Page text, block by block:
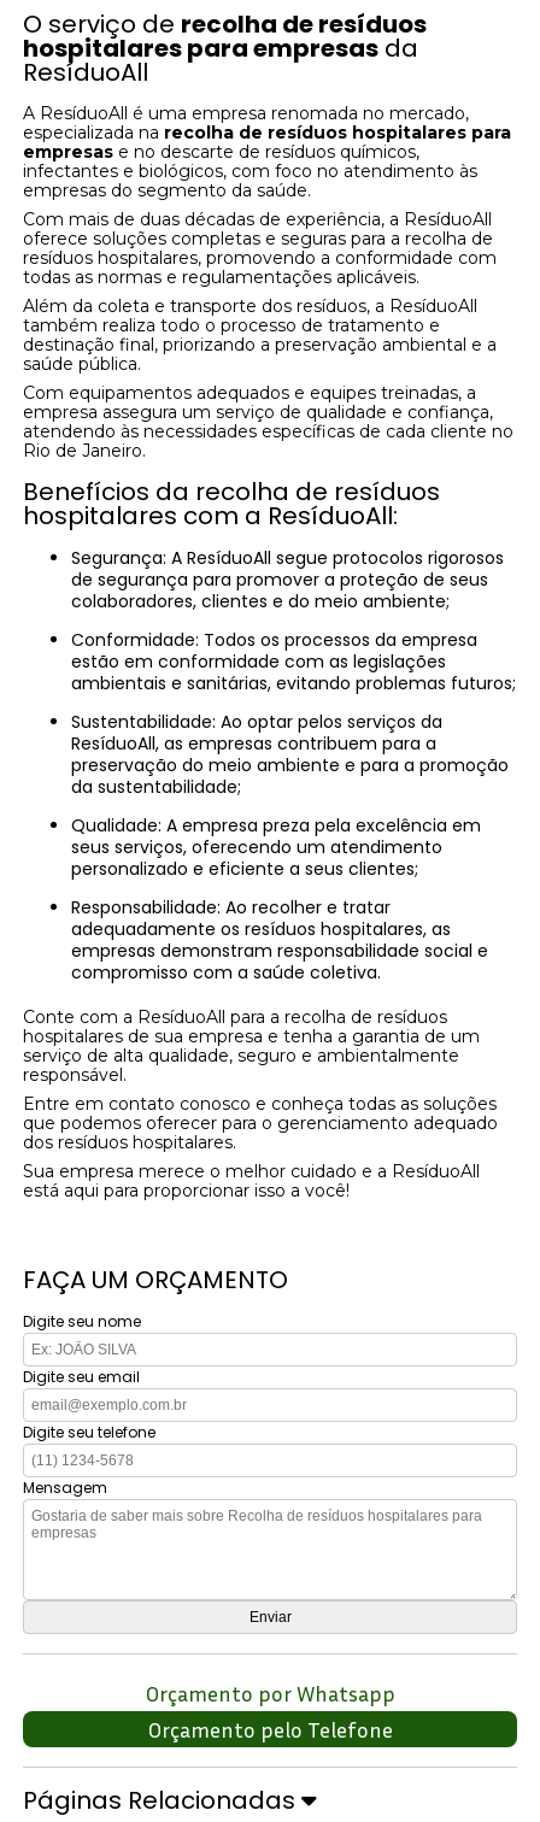
O serviço de recolha de resíduos
hospitalares para empresas da
ResíduoAll
A ResíduoAll é uma empresa renomada no mercado,
especializada na recolha de resíduos hospitalares para
empresas e no descarte de resíduos químicos,
infectantes e biológicos, com foco no atendimento às
empresas do segmento da saúde.
Com mais de duas décadas de experiência, a ResíduoAll
oferece soluções completas e seguras para a recolha de
resíduos hospitalares, promovendo a conformidade com
todas as normas e regulamentações aplicáveis.
Além da coleta e transporte dos resíduos, a ResíduoAll
também realiza todo o processo de tratamento e
destinação final, priorizando a preservação ambiental e a
saúde pública.
Com equipamentos adequados e equipes treinadas, a
empresa assegura um serviço de qualidade e confiança,
atendendo às necessidades específicas de cada cliente no
Rio de Janeiro.
Benefícios da recolha de resíduos
hospitalares com a ResíduoAll:
Segurança: A ResíduoAll segue protocolos rigorosos
de segurança para promover a proteção de seus
colaboradores, clientes e do meio ambiente;
Conformidade: Todos os processos da empresa
estão em conformidade com as legislações
ambientais e sanitárias, evitando problemas futuros;
Sustentabilidade: Ao optar pelos serviços da
ResíduoAll, as empresas contribuem para a
preservação do meio ambiente e para a promoção
da sustentabilidade;
Qualidade: A empresa preza pela excelência em
seus serviços, oferecendo um atendimento
personalizado e eficiente a seus clientes;
Responsabilidade: Ao recolher e tratar
adequadamente os resíduos hospitalares, as
empresas demonstram responsabilidade social e
compromisso com a saúde coletiva.
Conte com a ResíduoAll para a recolha de resíduos
hospitalares de sua empresa e tenha a garantia de um
serviço de alta qualidade, seguro e ambientalmente
responsável.
Entre em contato conosco e conheça todas as soluções
que podemos oferecer para o gerenciamento adequado
dos resíduos hospitalares.
Sua empresa merece o melhor cuidado e a ResíduoAll
está aqui para proporcionar isso a você!
FAÇA UM ORÇAMENTO
Digite seu nome
Digite seu email
Digite seu telefone
Mensagem
Orçamento por Whatsapp
Orçamento pelo Telefone
Páginas Relacionadas